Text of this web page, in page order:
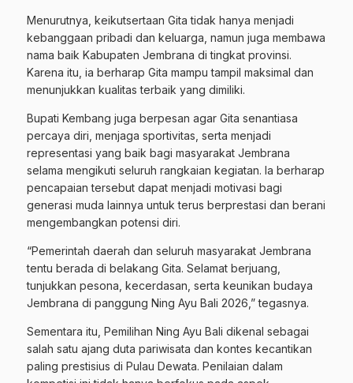
Menurutnya, keikutsertaan Gita tidak hanya menjadi
kebanggaan pribadi dan keluarga, namun juga membawa
nama baik Kabupaten Jembrana di tingkat provinsi.
Karena itu, ia berharap Gita mampu tampil maksimal dan
menunjukkan kualitas terbaik yang dimiliki.
Bupati Kembang juga berpesan agar Gita senantiasa
percaya diri, menjaga sportivitas, serta menjadi
representasi yang baik bagi masyarakat Jembrana
selama mengikuti seluruh rangkaian kegiatan. Ia berharap
pencapaian tersebut dapat menjadi motivasi bagi
generasi muda lainnya untuk terus berprestasi dan berani
mengembangkan potensi diri.
“Pemerintah daerah dan seluruh masyarakat Jembrana
tentu berada di belakang Gita. Selamat berjuang,
tunjukkan pesona, kecerdasan, serta keunikan budaya
Jembrana di panggung Ning Ayu Bali 2026,” tegasnya.
Sementara itu, Pemilihan Ning Ayu Bali dikenal sebagai
salah satu ajang duta pariwisata dan kontes kecantikan
paling prestisius di Pulau Dewata. Penilaian dalam